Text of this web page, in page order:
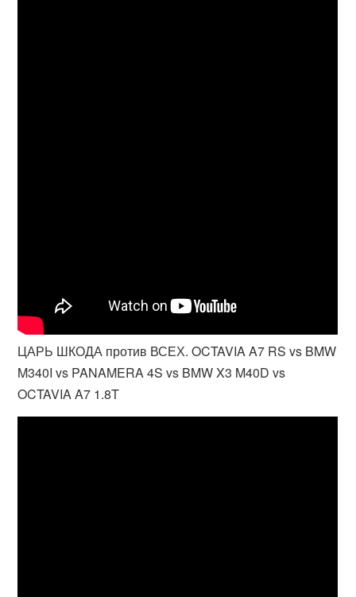
ЦАРЬ ШКОДА против ВСЕХ. OCTAVIA A7 RS vs BMW
M340I vs PANAMERA 4S vs BMW X3 M40D vs
OCTAVIA A7 1.8T